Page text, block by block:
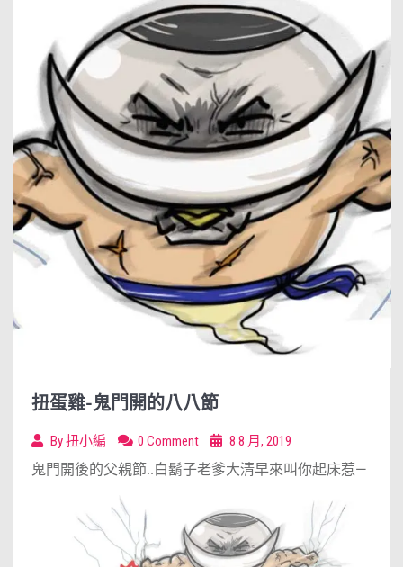
扭蛋雞-鬼門開的八八節
By扭小編 0 Comment 8 8 月, 2019
鬼門開後的父親節..白鬍子老爹大清早來叫你起床惹—